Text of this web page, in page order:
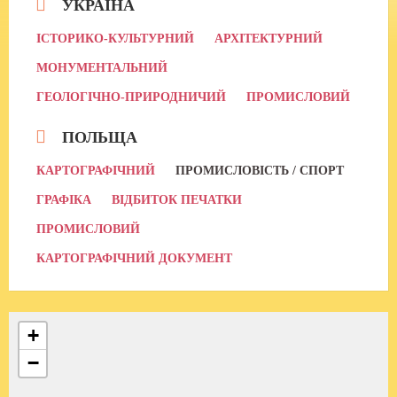
УКРАЇНА
ІСТОРИКО-КУЛЬТУРНИЙ АРХІТЕКТУРНИЙ
МОНУМЕНТАЛЬНИЙ
ГЕОЛОГІЧНО-ПРИРОДНИЧИЙ ПРОМИСЛОВИЙ
ПОЛЬЩА
КАРТОГРАФІЧНИЙ ПРОМИСЛОВІСТЬ / СПОРТ
ГРАФІКА ВІДБИТОК ПЕЧАТКИ
ПРОМИСЛОВИЙ
КАРТОГРАФІЧНИЙ ДОКУМЕНТ
+
−